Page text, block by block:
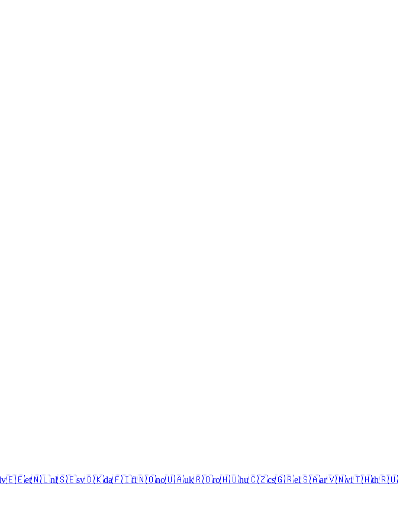
🇪🇪et🇳🇱nl🇸🇪sv🇩🇰da🇫🇮fi🇳🇴no🇺🇦uk🇷🇴ro🇭🇺hu🇨🇿cs🇬🇷el🇸🇦ar🇻🇳vi🇹🇭th🇷🇺